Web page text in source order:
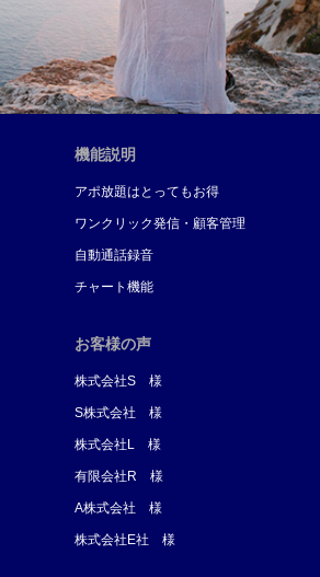
機能説明
アポ放題はとってもお得
ワンクリック発信・顧客管理
自動通話録音
チャート機能
お客様の声
株式会社S 様
S株式会社 様
株式会社L 様
有限会社R 様
A株式会社 様
株式会社E社 様